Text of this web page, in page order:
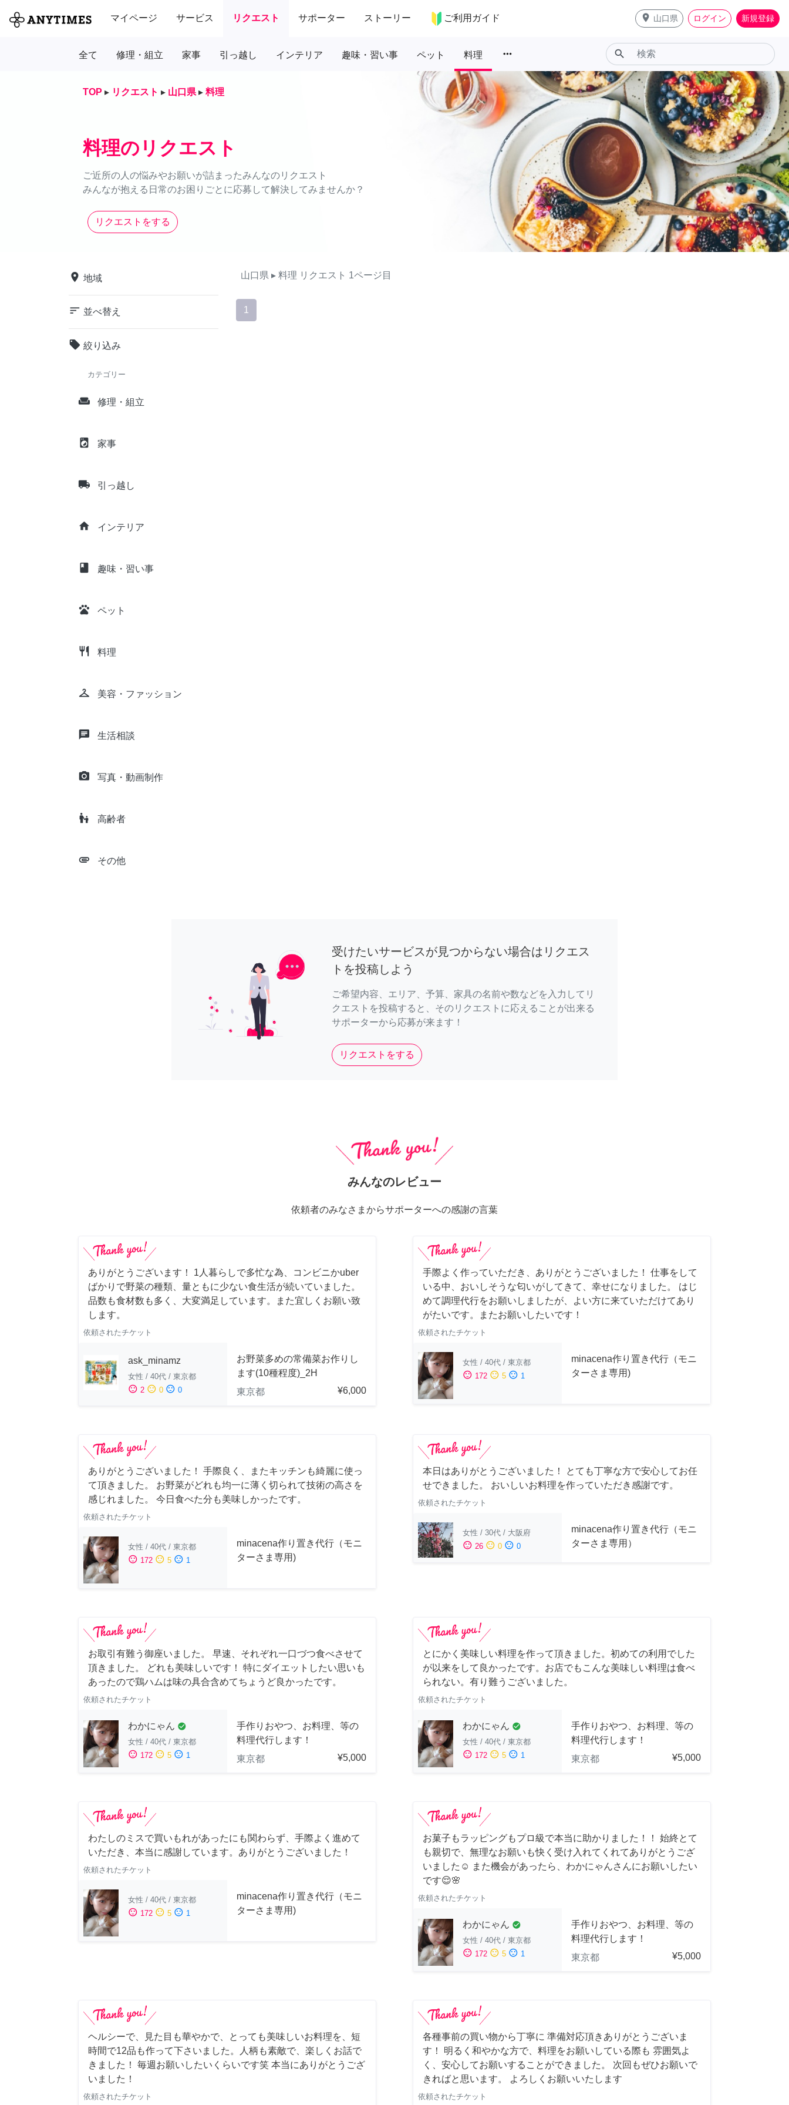
マイページ サービス リクエスト サポーター ストーリー ご利用ガイド place 山口県 ログイン 新規登録
全て 修理・組立 家事 引っ越し インテリア 趣味・習い事 ペット 料理 more_horiz search
TOP ▸ リクエスト ▸ 山口県 ▸ 料理
料理のリクエスト
ご近所の人の悩みやお願いが詰まったみんなのリクエスト
みんなが抱える日常のお困りごとに応募して解決してみませんか？
リクエストをする
place 地域
sort 並べ替え
local_offer 絞り込み
カテゴリー
weekend 修理・組立
local_laundry_service 家事
local_shipping 引っ越し
home インテリア
class 趣味・習い事
pets ペット
restaurant 料理
checkroom 美容・ファッション
chat 生活相談
camera_alt 写真・動画制作
escalator_warning 高齢者
attachment その他
山口県 ▸ 料理 リクエスト 1ページ目
1
受けたいサービスが見つからない場合はリクエス
トを投稿しよう
ご希望内容、エリア、予算、家具の名前や数などを入力してリ
クエストを投稿すると、そのリクエストに応えることが出来る
サポーターから応募が来ます！
リクエストをする
みんなのレビュー
依頼者のみなさまからサポーターへの感謝の言葉
ありがとうございます！ 1人暮らしで多忙な為、コンビニかuber
ばかりで野菜の種類、量ともに少ない食生活が続いていました。
品数も食材数も多く、大変満足しています。また宜しくお願い致
します。
依頼されたチケット
ask_minamz
女性 / 40代 / 東京都
sentiment_satisfied 2 sentiment_neutral 0 sentiment_dissatisfied 0
お野菜多めの常備菜お作りし
ます(10種程度)_2H
東京都
¥6,000
手際よく作っていただき、ありがとうございました！ 仕事をして
いる中、おいしそうな匂いがしてきて、幸せになりました。 はじ
めて調理代行をお願いしましたが、よい方に来ていただけてあり
がたいです。またお願いしたいです！
依頼されたチケット
女性 / 40代 / 東京都
sentiment_satisfied 172 sentiment_neutral 5 sentiment_dissatisfied 1
minacena作り置き代行（モニ
ターさま専用)
ありがとうございました！ 手際良く、またキッチンも綺麗に使っ
て頂きました。 お野菜がどれも均一に薄く切られて技術の高さを
感じれました。 今日食べた分も美味しかったです。
依頼されたチケット
女性 / 40代 / 東京都
sentiment_satisfied 172 sentiment_neutral 5 sentiment_dissatisfied 1
minacena作り置き代行（モニ
ターさま専用)
本日はありがとうございました！ とても丁寧な方で安心してお任
せできました。 おいしいお料理を作っていただき感謝です。
依頼されたチケット
女性 / 30代 / 大阪府
sentiment_satisfied 26 sentiment_neutral 0 sentiment_dissatisfied 0
minacena作り置き代行（モニ
ターさま専用）
お取引有難う御座いました。 早速、それぞれ一口づつ食べさせて
頂きました。 どれも美味しいです！ 特にダイエットしたい思いも
あったので鶏ハムは味の具合含めてちょうど良かったです。
依頼されたチケット
わかにゃん check_circle
女性 / 40代 / 東京都
sentiment_satisfied 172 sentiment_neutral 5 sentiment_dissatisfied 1
手作りおやつ、お料理、等の
料理代行します！
東京都
¥5,000
とにかく美味しい料理を作って頂きました。初めての利用でした
が以来をして良かったです。お店でもこんな美味しい料理は食べ
られない。有り難うございました。
依頼されたチケット
わかにゃん check_circle
女性 / 40代 / 東京都
sentiment_satisfied 172 sentiment_neutral 5 sentiment_dissatisfied 1
手作りおやつ、お料理、等の
料理代行します！
東京都
¥5,000
わたしのミスで買いもれがあったにも関わらず、手際よく進めて
いただき、本当に感謝しています。ありがとうございました！
依頼されたチケット
女性 / 40代 / 東京都
sentiment_satisfied 172 sentiment_neutral 5 sentiment_dissatisfied 1
minacena作り置き代行（モニ
ターさま専用)
お菓子もラッピングもプロ級で本当に助かりました！！ 始終とて
も親切で、無理なお願いも快く受け入れてくれてありがとうござ
いました☺️ また機会があったら、わかにゃんさんにお願いしたい
です😌🌸
依頼されたチケット
わかにゃん check_circle
女性 / 40代 / 東京都
sentiment_satisfied 172 sentiment_neutral 5 sentiment_dissatisfied 1
手作りおやつ、お料理、等の
料理代行します！
東京都
¥5,000
ヘルシーで、見た目も華やかで、とっても美味しいお料理を、短
時間で12品も作って下さいました。人柄も素敵で、楽しくお話で
きました！ 毎週お願いしたいくらいです笑 本当にありがとうござ
いました！
依頼されたチケット
各種事前の買い物から丁寧に 準備対応頂きありがとうございま
す！ 明るく和やかな方で、料理をお願いしている際も 雰囲気よ
く、安心してお願いすることができました。 次回もぜひお願いで
きればと思います。 よろしくお願いいたします
依頼されたチケット